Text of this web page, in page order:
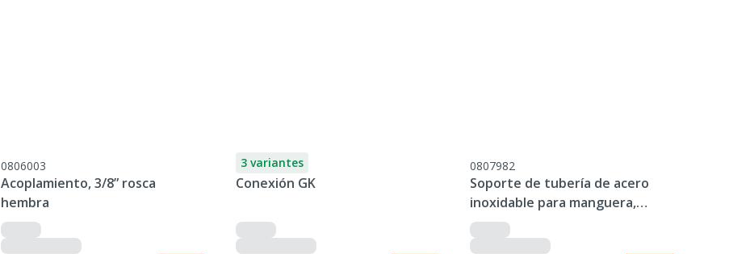
0806003
Acoplamiento, 3/8” rosca
hembra
3 variantes
Conexión GK
0807982
Soporte de tubería de acero
inoxidable para manguera,
montado en la pared